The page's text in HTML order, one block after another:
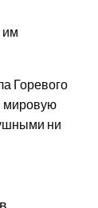
им
Горевого
мировую
ни